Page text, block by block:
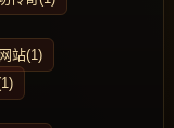
站(1)